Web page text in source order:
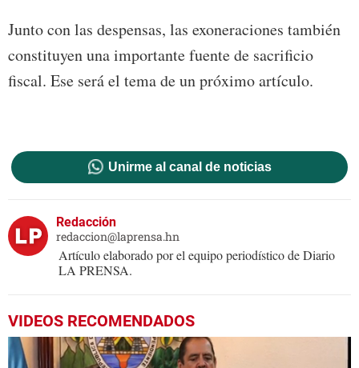
Junto con las despensas, las exoneraciones también
constituyen una importante fuente de sacrificio
fiscal. Ese será el tema de un próximo artículo.
Unirme al canal de noticias
Redacción
redaccion@laprensa.hn
Artículo elaborado por el equipo periodístico de Diario
LA PRENSA.
VIDEOS RECOMENDADOS